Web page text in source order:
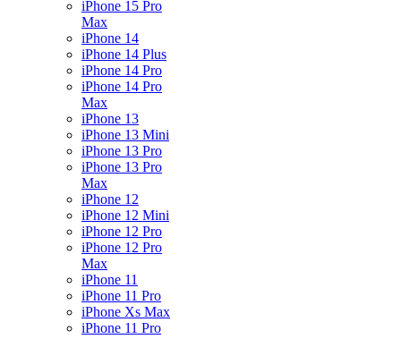
iPhone 15 Pro
Max
iPhone 14
iPhone 14 Plus
iPhone 14 Pro
iPhone 14 Pro
Max
iPhone 13
iPhone 13 Mini
iPhone 13 Pro
iPhone 13 Pro
Max
iPhone 12
iPhone 12 Mini
iPhone 12 Pro
iPhone 12 Pro
Max
iPhone 11
iPhone 11 Pro
iPhone Xs Max
iPhone 11 Pro